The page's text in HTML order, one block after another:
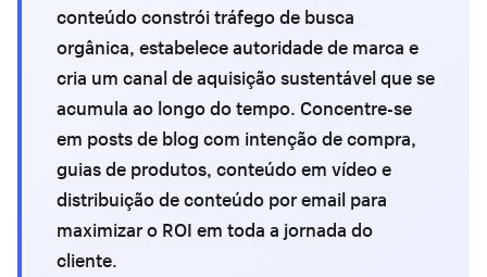
conteúdo constrói tráfego de busca
orgânica, estabelece autoridade de marca e
cria um canal de aquisição sustentável que se
acumula ao longo do tempo. Concentre-se
em posts de blog com intenção de compra,
guias de produtos, conteúdo em vídeo e
distribuição de conteúdo por email para
maximizar o ROI em toda a jornada do
cliente.